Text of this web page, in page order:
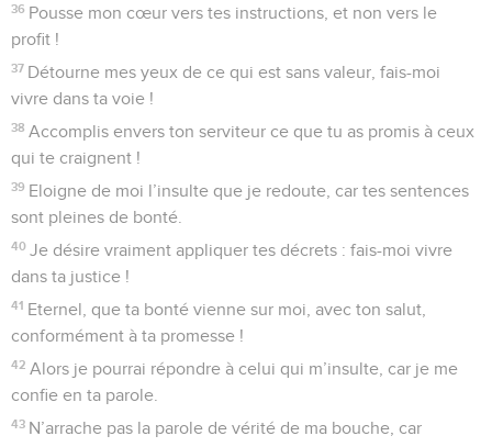
36 Pousse mon cœur vers tes instructions, et non vers le
profit !
37 Détourne mes yeux de ce qui est sans valeur, fais-moi
vivre dans ta voie !
38 Accomplis envers ton serviteur ce que tu as promis à ceux
qui te craignent !
39 Eloigne de moi l’insulte que je redoute, car tes sentences
sont pleines de bonté.
40 Je désire vraiment appliquer tes décrets : fais-moi vivre
dans ta justice !
41 Eternel, que ta bonté vienne sur moi, avec ton salut,
conformément à ta promesse !
42 Alors je pourrai répondre à celui qui m’insulte, car je me
confie en ta parole.
43 N’arrache pas la parole de vérité de ma bouche, car